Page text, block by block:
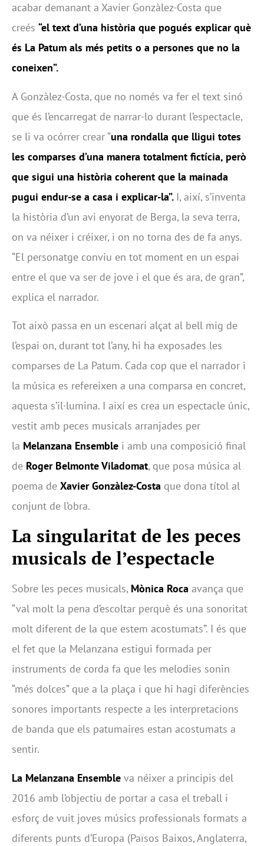
acabar demanant a Xavier Gonzàlez-Costa que
creés “el text d’una història que pogués explicar què
és La Patum als més petits o a persones que no la
coneixen”.
A Gonzàlez-Costa, que no només va fer el text sinó
que és l’encarregat de narrar-lo durant l’espectacle,
se li va ocórrer crear “una rondalla que lligui totes
les comparses d’una manera totalment fictícia, però
que sigui una història coherent que la mainada
pugui endur-se a casa i explicar-la”. I, així, s’inventa
la història d’un avi enyorat de Berga, la seva terra,
on va néixer i créixer, i on no torna des de fa anys.
“El personatge conviu en tot moment en un espai
entre el que va ser de jove i el que és ara, de gran”,
explica el narrador.
Tot això passa en un escenari alçat al bell mig de
l’espai on, durant tot l’any, hi ha exposades les
comparses de La Patum. Cada cop que el narrador i
la música es refereixen a una comparsa en concret,
aquesta s’il·lumina. I així es crea un espectacle únic,
vestit amb peces musicals arranjades per
la Melanzana Ensemble i amb una composició final
de Roger Belmonte Viladomat, que posa música al
poema de Xavier Gonzàlez-Costa que dona títol al
conjunt de l’obra.
La singularitat de les peces
musicals de l’espectacle
Sobre les peces musicals, Mònica Roca avança que
“val molt la pena d’escoltar perquè és una sonoritat
molt diferent de la que estem acostumats”. I és que
el fet que la Melanzana estigui formada per
instruments de corda fa que les melodies sonin
“més dolces” que a la plaça i que hi hagi diferències
sonores importants respecte a les interpretacions
de banda que els patumaires estan acostumats a
sentir.
La Melanzana Ensemble va néixer a principis del
2016 amb l’objectiu de portar a casa el treball i
esforç de vuit joves músics professionals formats a
diferents punts d’Europa (Països Baixos, Anglaterra,